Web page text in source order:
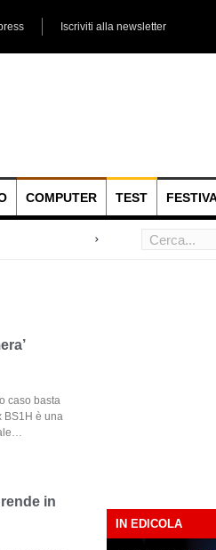
Iscriviti alla newsletter
COMPUTER TEST
caso basta
BS1H è una
in
IN EDICOLA